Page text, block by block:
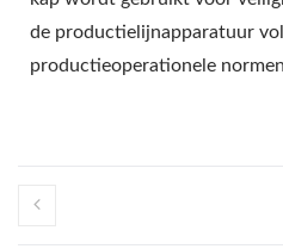
MACHINE
de productielijnapparatuur
productieoperationele